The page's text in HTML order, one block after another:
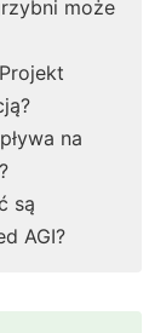
może
na
są
AGI?